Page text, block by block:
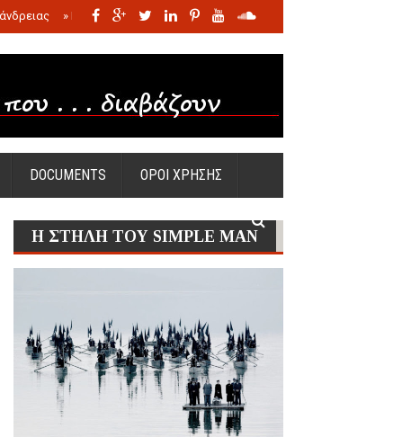
» Η σφαγή των νηπίων της Σάντας
DOCUMENTS ΟΡΟΙ ΧΡΗΣΗΣ
Η ΣΤΗΛΗ ΤΟΥ SIMPLE MAN